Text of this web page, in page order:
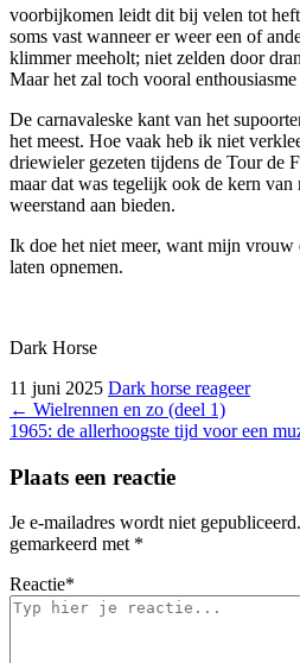
voorbijkomen leidt dit bij velen tot
soms vast wanneer er weer een of
klimmer meeholt; niet zelden door
Maar het zal toch vooral
De carnavaleske kant van het
het meest. Hoe vaak heb ik niet
driewieler gezeten tijdens de Tour de
maar dat was tegelijk ook de kern
weerstand aan bieden.
Ik doe het niet meer, want mijn vrouw
laten opnemen.
Dark Horse
11 juni 2025 Dark horse reageer
Bericht
navigatie
← Wielrennen en zo (deel 1)
1965: de allerhoogste tijd voor een
Plaats een reactie
Je e-mailadres wordt niet gepubliceerd.
gemarkeerd met *
Reactie*